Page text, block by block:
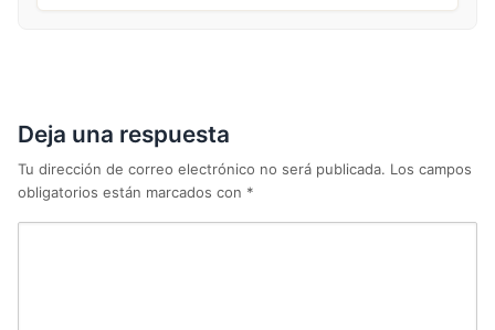
Deja una respuesta
Tu dirección de correo electrónico no será publicada. Los campos
obligatorios están marcados con *